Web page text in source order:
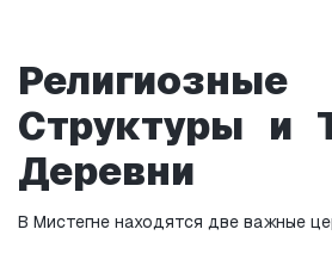
Религиозные
Структуры и
Деревни
В Мистегне находятся две важные